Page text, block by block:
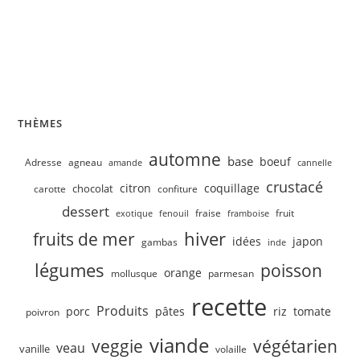
THÈMES
Adresse agneau amande automne base boeuf cannelle
carotte chocolat citron confiture coquillage crustacé
dessert exotique fenouil fraise framboise fruit
fruits de mer gambas hiver idées inde japon
légumes mollusque orange parmesan poisson
poivron porc Produits pâtes recette riz tomate
vanille veau veggie viande volaille végétarien